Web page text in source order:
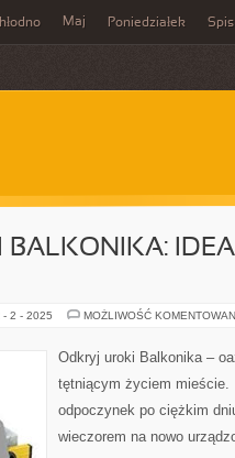
Maj Poniedziałek Spis
BALKONIKA:
- 2 - 2025 MOŻLIWOŚĆ
Odkryj uroki Balkonika –
tętniącym życiem mieście.
odpoczynek po ciężkim
wieczorem na nowo